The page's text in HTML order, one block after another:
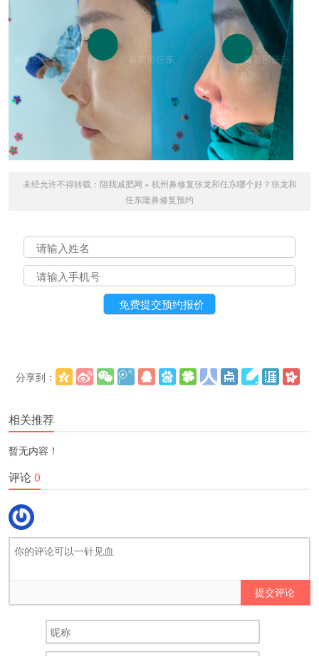
未经允许不得转载： 陪我减肥网 » 杭州鼻修复张龙和任东哪个好？张龙和
任东隆鼻修复预约
分享到：
相关推荐
暂无内容！
评论0
提交评论